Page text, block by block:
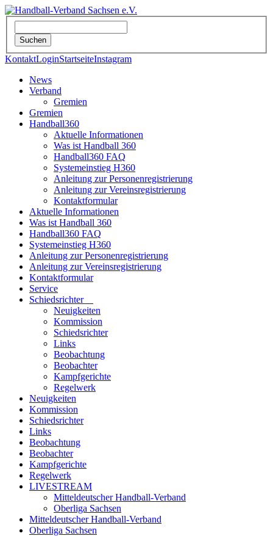
KontaktLoginStartseiteInstagram
News
Verband
Gremien
Gremien
Handball360
Aktuelle Informationen
Was ist Handball 360
Handball360 FAQ
Systemeinstieg H360
Anleitung zur Personenregistrierung
Anleitung zur Vereinsregistrierung
Kontaktformular
Aktuelle Informationen
Was ist Handball 360
Handball360 FAQ
Systemeinstieg H360
Anleitung zur Personenregistrierung
Anleitung zur Vereinsregistrierung
Kontaktformular
Service
Schiedsrichter
Neuigkeiten
Kommission
Schiedsrichter
Links
Beobachtung
Beobachter
Kampfgerichte
Regelwerk
Neuigkeiten
Kommission
Schiedsrichter
Links
Beobachtung
Beobachter
Kampfgerichte
Regelwerk
LIVESTREAM
Mitteldeutscher Handball-Verband
Oberliga Sachsen
Mitteldeutscher Handball-Verband
Oberliga Sachsen